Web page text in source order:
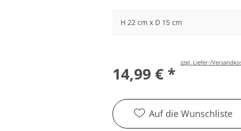
H 22 cm x D 15 cm
14,99 € *
zzgl. Liefer-/
Auf die Wunschliste